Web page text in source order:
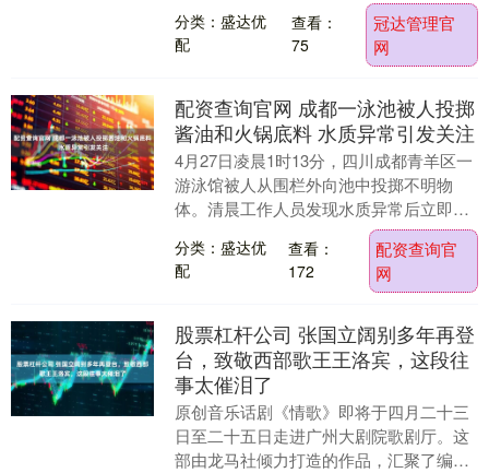
湖，比任何一座天坛奖杯都更早地定格在
无数人的记忆里....
分类：盛达优
配
查看：
75
冠达管理官
网
配资查询官网 成都一泳池被人投掷
酱油和火锅底料 水质异常引发关注
4月27日凌晨1时13分，四川成都青羊区一
游泳馆被人从围栏外向池中投掷不明物
体。清晨工作人员发现水质异常后立即上
报，经确认投掷物为酱油和火锅料等。场
馆负责人表示....
分类：盛达优
配
查看：
172
配资查询官
网
股票杠杆公司 张国立阔别多年再登
台，致敬西部歌王王洛宾，这段往
事太催泪了
原创音乐话剧《情歌》即将于四月二十三
日至二十五日走进广州大剧院歌剧厅。这
部由龙马社倾力打造的作品，汇聚了编剧